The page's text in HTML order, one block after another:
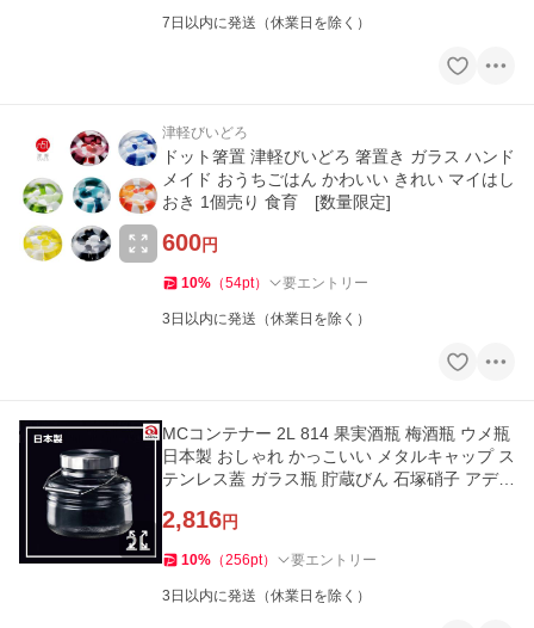
7日以内に発送（休業日を除く）
津軽びいどろ
ドット箸置 津軽びいどろ 箸置き ガラス ハンド
メイド おうちごはん かわいい きれい マイはし
おき 1個売り 食育 [数量限定]
600円
10% （54pt） 要エントリー
3日以内に発送（休業日を除く）
MCコンテナー 2L 814 果実酒瓶 梅酒瓶 ウメ瓶
日本製 おしゃれ かっこいい メタルキャップ ス
テンレス蓋 ガラス瓶 貯蔵びん 石塚硝子 アデリ
2,816円
10% （256pt） 要エントリー
3日以内に発送（休業日を除く）